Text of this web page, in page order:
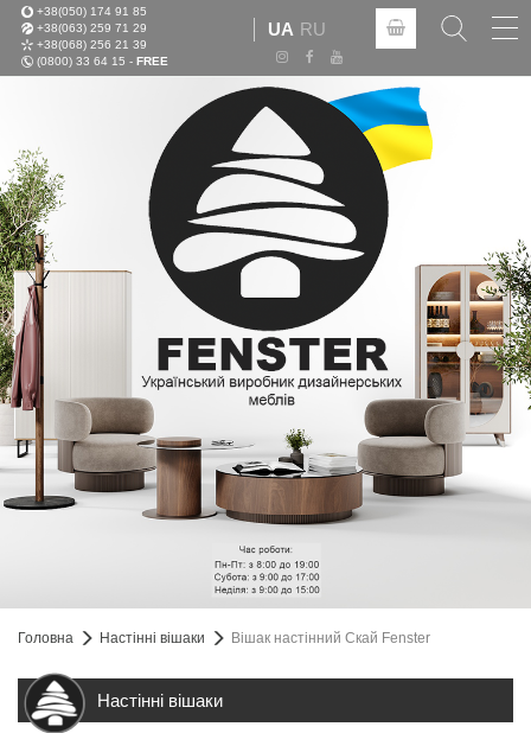
+38(050) 174 91 85
+38(063) 259 71 29
+38(068) 256 21 39
(0800) 33 64 15 - FREE
UA RU
Головна Настінні вішаки Вішак настінний Скай Fenster
Настінні вішаки